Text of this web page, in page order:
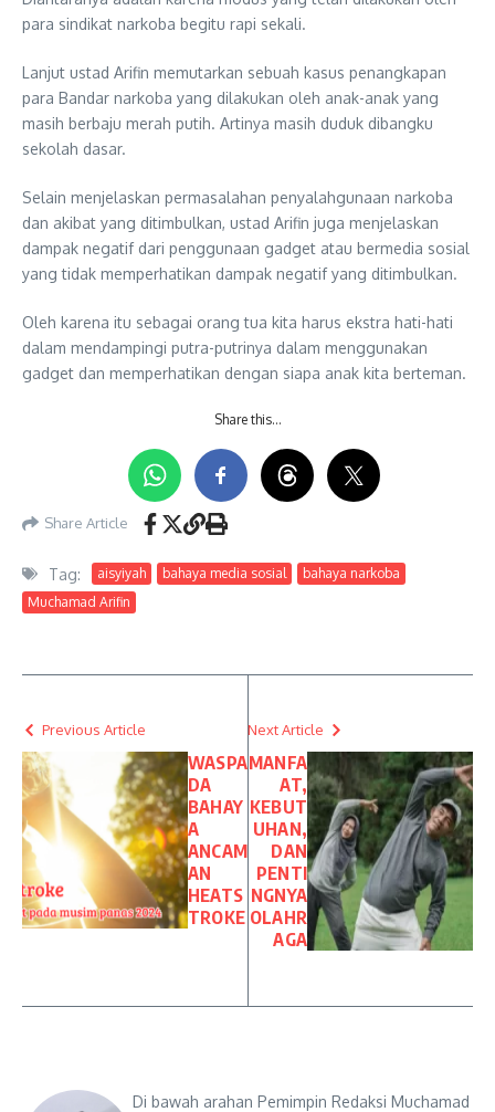
para sindikat narkoba begitu rapi sekali.
Lanjut ustad Arifin memutarkan sebuah kasus penangkapan
para Bandar narkoba yang dilakukan oleh anak-anak yang
masih berbaju merah putih. Artinya masih duduk dibangku
sekolah dasar.
Selain menjelaskan permasalahan penyalahgunaan narkoba
dan akibat yang ditimbulkan, ustad Arifin juga menjelaskan
dampak negatif dari penggunaan gadget atau bermedia sosial
yang tidak memperhatikan dampak negatif yang ditimbulkan.
Oleh karena itu sebagai orang tua kita harus ekstra hati-hati
dalam mendampingi putra-putrinya dalam menggunakan
gadget dan memperhatikan dengan siapa anak kita berteman.
Share this…
Share Article
Tag: aisyiyah bahaya media sosial
bahaya narkoba
Muchamad Arifin
Previous Article
WASPA
DA
BAHAY
A
ANCAM
AN
HEATS
TROKE
Next Article
MANFA
AT,
KEBUT
UHAN,
DAN
PENTI
NGNYA
OLAHR
AGA
Di bawah arahan Pemimpin Redaksi Muchamad